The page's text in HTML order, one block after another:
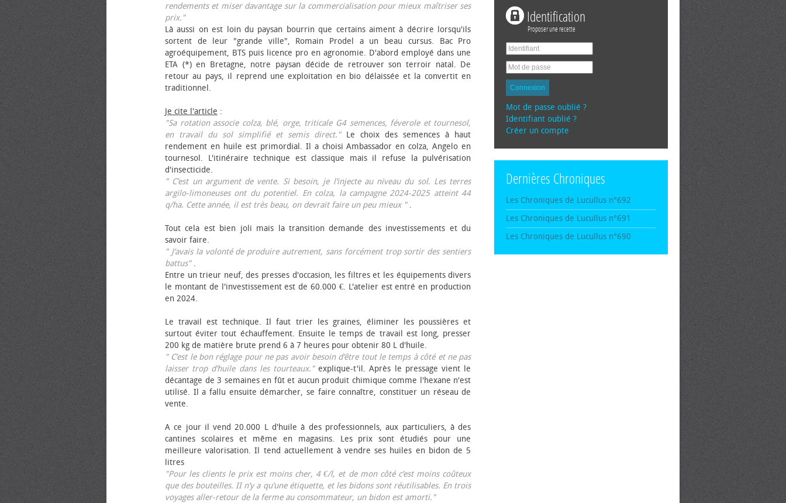
rendements et miser davantage sur la commercialisation pour mieux maîtriser ses
prix."
Là aussi on est loin du paysan bourrin que certains aiment à décrire lorsqu'ils
sortent de leur "grande ville", Romain Prodel a un beau cursus. Bac Pro
agroéquipement, BTS puis licence pro en agronomie. D'abord employé dans une
ETA (*) en Bretagne, notre paysan décide de retrouver son terroir natal. De
retour au pays, il reprend une exploitation en bio délaissée et la convertit en
traditionnel.
Je cite l'article :
"Sa rotation associe colza, blé, orge, triticale G4 semences, féverole et tournesol,
en travail du sol simplifié et semis direct."Le choix des semences à haut
rendement en huile est primordial. Il a choisi Ambassador en colza, Angelo en
tournesol. L'itinéraire technique est classique mais il refuse la pulvérisation
d'insecticide.
" C’est un argument de vente. Si besoin, je l’injecte au niveau du sol. Les terres
argilo-limoneuses ont du potentiel. En colza, la campagne 2024-2025 atteint 44
q/ha. Cette année, il est très beau, on devrait faire un peu mieux ".
Tout cela est bien joli mais la transition demande des investissements et du
savoir faire.
" J’avais la volonté de produire autrement, sans forcément trop sortir des sentiers
battus".
Entre un trieur neuf, des presses d'occasion, les filtres et les équipements divers
le montant de l'investissement est de 60.000 €. L'atelier est entré en production
en 2024.
Le travail est technique. Il faut trier les graines, éliminer les poussières et
surtout éviter tout échauffement. Ensuite le temps de travail est long, presser
200 kg de matière brute prend 6 à 7 heures pour obtenir 80 L d'huile.
" C’est le bon réglage pour ne pas avoir besoin d’être tout le temps à côté et ne pas
laisser trop d’huile dans les tourteaux."explique-t'il. Après le pressage vient le
décantage de 3 semaines en fût et aucun produit chimique comme l'hexane n'est
utilisé. Il a fallu ensuite démarcher, se faire connaître, constituer un réseau de
vente.
A ce jour il vend 20.000 L d'huile à des professionnels, aux particuliers, à des
cantines scolaires et même en magasins. Les prix sont étudiés pour une
meilleure valorisation. Il tend actuellement à vendre ses huiles en bidon de 5
litres
"Pour les clients le prix est moins cher, 4 €/l, et de mon côté c’est moins coûteux
que des bouteilles. II n’y a qu’une étiquette, et les bidons sont réutilisables. En trois
voyages aller-retour de la ferme au consommateur, un bidon est amorti."
Identification
Proposer une recette
Connexion
Mot de passe oublié ?
Identifiant oublié ?
Créer un compte
Dernières Chroniques
Les Chroniques de Lucullus n°692
Les Chroniques de Lucullus n°691
Les Chroniques de Lucullus n°690